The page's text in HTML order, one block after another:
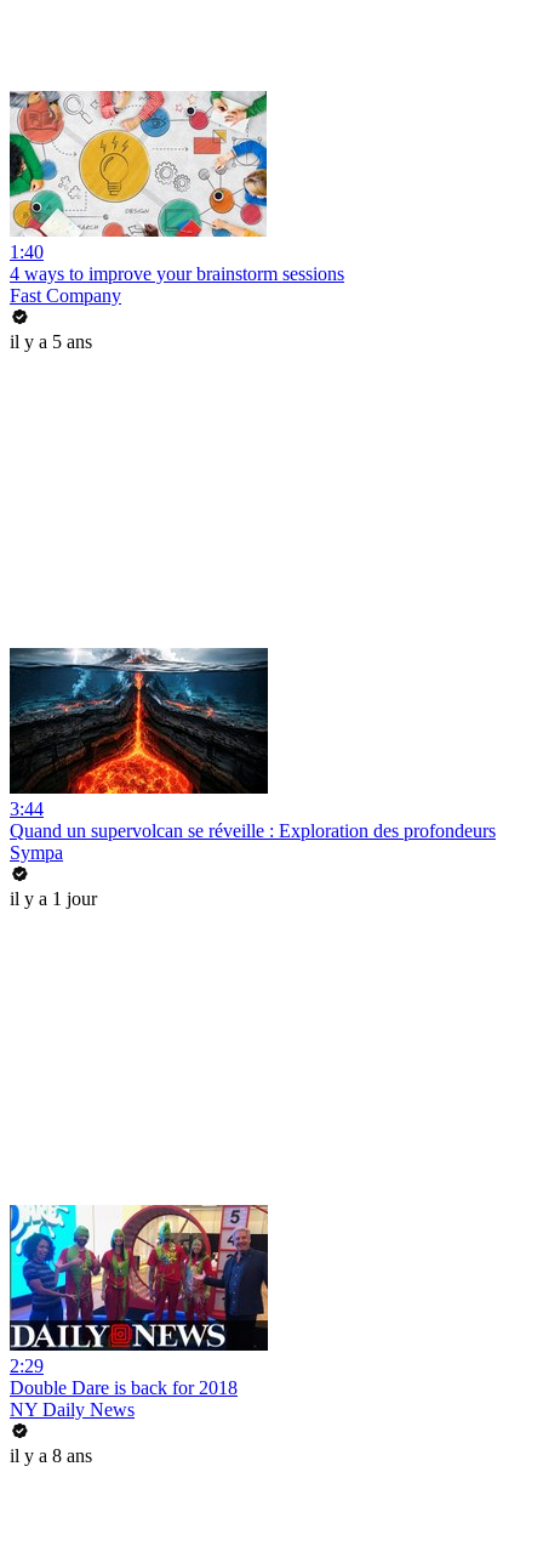
1:40
4 ways to improve your brainstorm sessions
Fast Company
il y a 5 ans
3:44
Quand un supervolcan se réveille : Exploration des profondeurs
Sympa
il y a 1 jour
2:29
Double Dare is back for 2018
NY Daily News
il y a 8 ans